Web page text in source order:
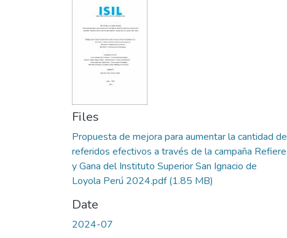
Files
Propuesta de mejora para aumentar la cantidad de
referidos efectivos a través de la campaña Refiere
y Gana del Instituto Superior San Ignacio de
Loyola Perú 2024.pdf(1.85 MB)
Date
2024-07